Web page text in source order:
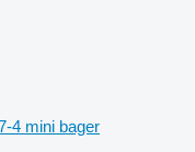
4 mini bager